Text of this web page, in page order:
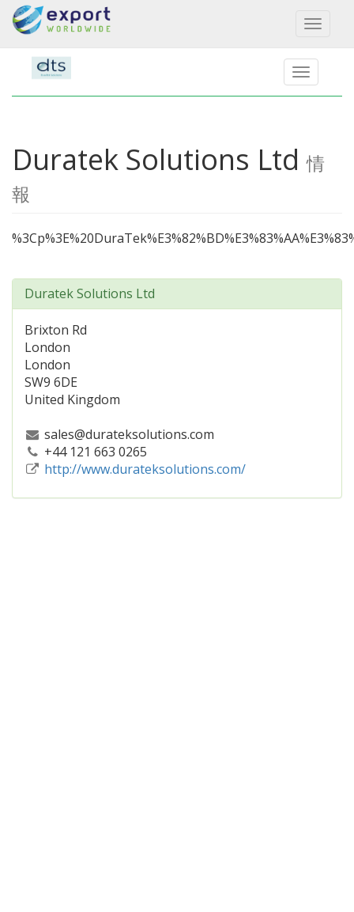
Toggle
Duratek Solutions Ltd情
報
Duratek Solutions Ltd
Brixton Rd
London
London
SW9 6DE
United Kingdom
sales@durateksolutions.com
+44 121 663 0265
http://www.durateksolutions.com/